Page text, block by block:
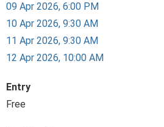
09 Apr 2026, 6:00 PM
10 Apr 2026, 9:30 AM
11 Apr 2026, 9:30 AM
12 Apr 2026, 10:00 AM
Entry
Free